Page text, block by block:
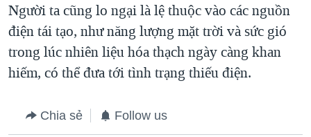
Người ta cũng lo ngại là lệ thuộc vào các nguồn
điện tái tạo, như năng lượng mặt trời và sức gió
trong lúc nhiên liệu hóa thạch ngày càng khan
hiếm, có thể đưa tới tình trạng thiếu điện.
Chia sẻ Follow us